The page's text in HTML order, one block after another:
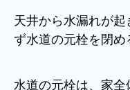
天井から水漏れが
ず水道の元栓を閉め
水道の元栓は、家